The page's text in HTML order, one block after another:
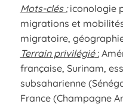
Mots-clés : iconologie
migrations et
migratoire,
Terrain privilégié:
française, Surinam,
subsaharienne
France (Champagne